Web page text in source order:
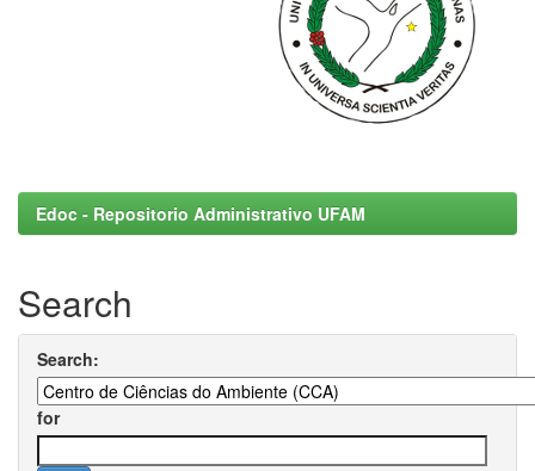
Edoc - Repositorio Administrativo UFAM
Search
Search:
for